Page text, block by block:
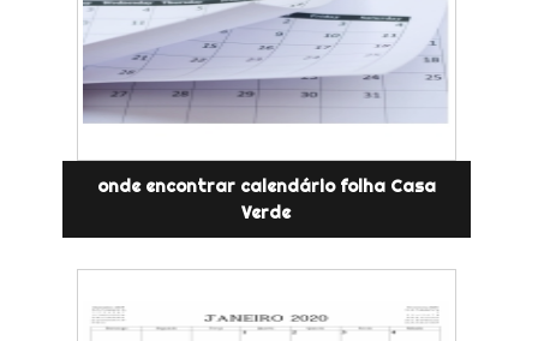
onde encontrar calendário folha Casa
Verde